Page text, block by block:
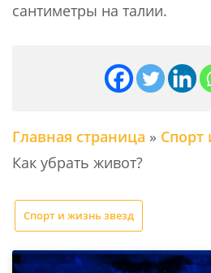
сантиметры на талии.
Главная страница » Спорт
Как убрать живот?
Спорт и жизнь звезд